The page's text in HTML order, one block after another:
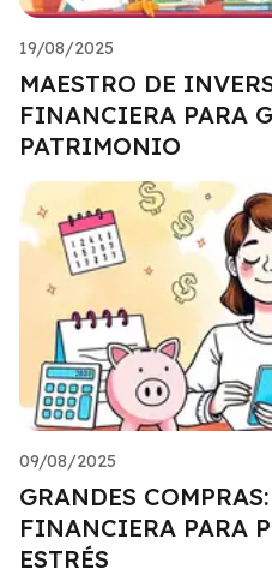
19/08/2025
MAESTRO DE
FINANCIERA PARA
PATRIMONIO
09/08/2025
GRANDES
FINANCIERA PARA
ESTRÉS